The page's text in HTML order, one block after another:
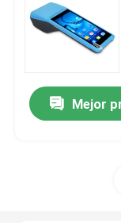
impresora del
impresora
Mejor